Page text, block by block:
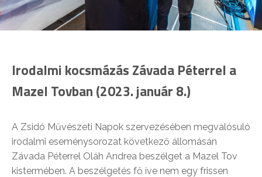
Irodalmi kocsmázás Závada Péterrel a
Mazel Tovban (2023. január 8.)
A Zsidó Művészeti Napok szervezésében megvalósuló
irodalmi eseménysorozat következő állomásán
Závada Péterrel Oláh Andrea beszélget a Mazel Tov
kistermében. A beszélgetés fő íve nem egy frissen